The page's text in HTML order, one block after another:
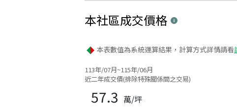
本社區成交價格
本表數值為系統運算結果，計算方式詳情請看
113年/07月~115年/06月
近二年成交價(排除特殊關係間之交易)
57.3 萬/坪